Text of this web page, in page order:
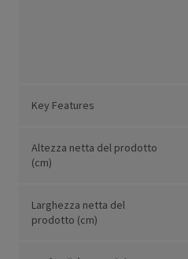
Key Features
Altezza netta del prodotto
(cm)
Larghezza netta del
prodotto (cm)